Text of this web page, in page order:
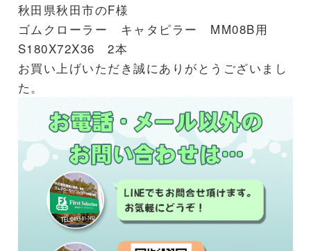
秋田県秋田市のF様
ゴムクローラー キャタピラー MM08B用
S180X72X36 2本
お買い上げいただき誠にありがとうございまし
た。